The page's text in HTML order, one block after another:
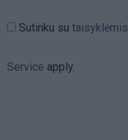
Sutinku su taisyklėmis
Service apply.